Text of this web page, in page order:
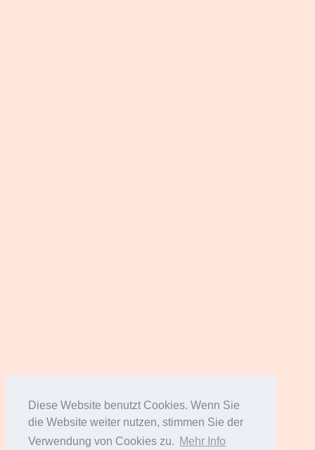
Diese Website benutzt Cookies. Wenn Sie
die Website weiter nutzen, stimmen Sie der
Verwendung von Cookies zu. Mehr Info